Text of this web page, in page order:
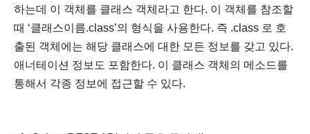
하는데 이 객체를 클래스 객체라고 한다. 이 객체를 참조할
때 ‘클래스이름.class’의 형식을 사용한다. 즉 .class 로 호
출된 객체에는 해당 클래스에 대한 모든 정보를 갖고 있다.
애너테이션 정보도 포함한다. 이 클래스 객체의 메소드를
통해서 각종 정보에 접근할 수 있다.